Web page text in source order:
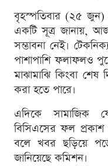
বৃহস্পতিবার (২৫ জুন)
একটি সূত্র জানায়,
সম্ভাবনা নেই।
পাশাপাশি ফলাফলও
মাঝামাঝি কিংবা
করা হতে পারে।
এদিকে সামাজিক
বিসিএসের ফল প্রকাশ
বলে খবর ছড়িয়ে
জানিয়েছে কমিশন।